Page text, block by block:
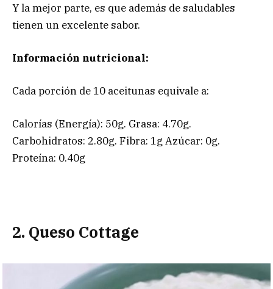
Y la mejor parte, es que además de saludables
tienen un excelente sabor.
Información nutricional:
Cada porción de 10 aceitunas equivale a:
Calorías (Energía): 50g. Grasa: 4.70g.
Carbohidratos: 2.80g. Fibra: 1g Azúcar: 0g.
Proteína: 0.40g
2. Queso Cottage